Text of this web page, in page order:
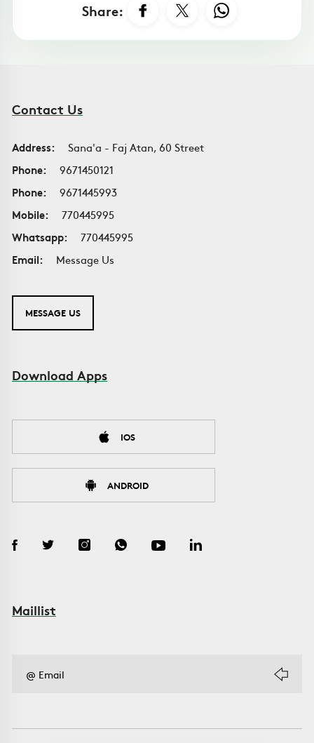
Share:
Contact Us
Address:
Sana'a - Faj Atan, 60 Street
Phone:
9671450121
Phone:
9671445993
Mobile:
770445995
Whatsapp:
770445995
Email:
Message Us
MESSAGE US
Download Apps
IOS
ANDROID
Maillist